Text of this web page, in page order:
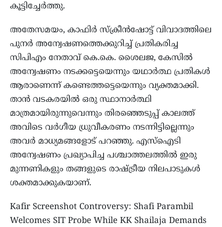
കൂട്ടിച്ചേർത്തു.
അതേസമയം, കാഫിർ സ്‌ക്രീൻഷോട്ട് വിവാദത്തിലെ
പുനർ അന്വേഷണത്തെക്കുറിച്ച് പ്രതികരിച്ച
സിപിഎം നേതാവ് കെ.കെ. ശൈലജ, കേസിൽ
അന്വേഷണം നടക്കട്ടെയെന്നും യഥാർത്ഥ പ്രതികൾ
ആരാണെന്ന് കണ്ടെത്തട്ടെയെന്നും വ്യക്തമാക്കി.
താൻ വടകരയിൽ ഒരു സ്ഥാനാർത്ഥി
മാത്രമായിരുന്നുവെന്നും തിരഞ്ഞെടുപ്പ് കാലത്ത്
അവിടെ വർഗീയ ധ്രുവീകരണം നടന്നിട്ടില്ലെന്നും
അവർ മാധ്യമങ്ങളോട് പറഞ്ഞു. എസ്ഐടി
അന്വേഷണം പ്രഖ്യാപിച്ച പശ്ചാത്തലത്തിൽ ഇരു
മുന്നണികളും തങ്ങളുടെ രാഷ്ട്രീയ നിലപാടുകൾ
ശക്തമാക്കുകയാണ്.
Kafir Screenshot Controversy: Shafi Parambil
Welcomes SIT Probe While KK Shailaja Demands